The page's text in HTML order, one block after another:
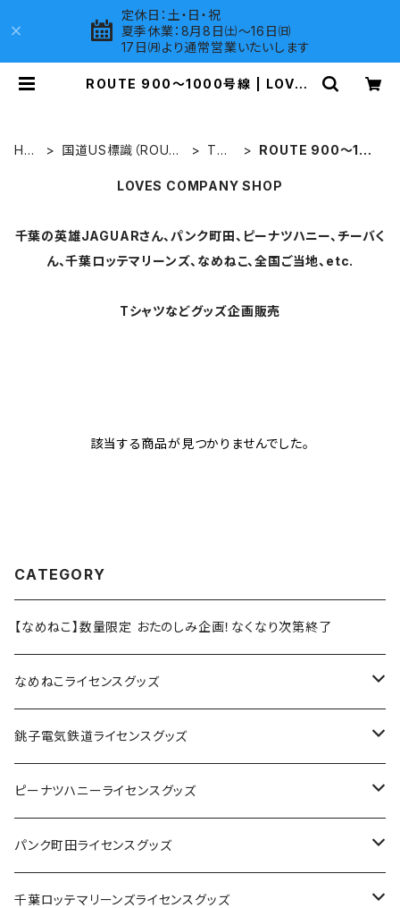
定休日：土・日・祝
夏季休業：8月8日㈯～16日㈰
17日㈪より通常営業いたいします
ROUTE 900～1000号線 | LOVES
HO
国道US標識（ROUT
Tシ
ROUTE 900～100
LOVES COMPANY SHOP
千葉の英雄JAGUARさん、パンク町田、ピーナツハニー、チーバく
ん、千葉ロッテマリーンズ、なめねこ、全国ご当地、etc.
Tシャツなどグッズ企画販売
該当する商品が見つかりませんでした。
CATEGORY
【なめねこ】数量限定 おたのしみ企画！なくなり次第終了
なめねこライセンスグッズ
Tシャツ
キャップ
ステッカー
缶バッジ
銚子電気鉄道ライセンスグッズ
ステッカー
缶バッジ
アクリルキーホルダー
ピーナツハニーライセンスグッズ
Tシャツ
キャップ
パンク町田ライセンスグッズ
Tシャツ
千葉ロッテマリーンズライセンスグッズ